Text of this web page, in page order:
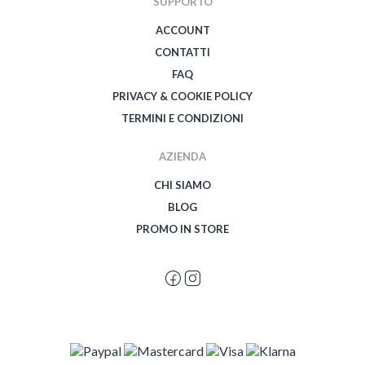
ACCOUNT
CONTATTI
FAQ
PRIVACY & COOKIE POLICY
TERMINI E CONDIZIONI
AZIENDA
CHI SIAMO
BLOG
PROMO IN STORE